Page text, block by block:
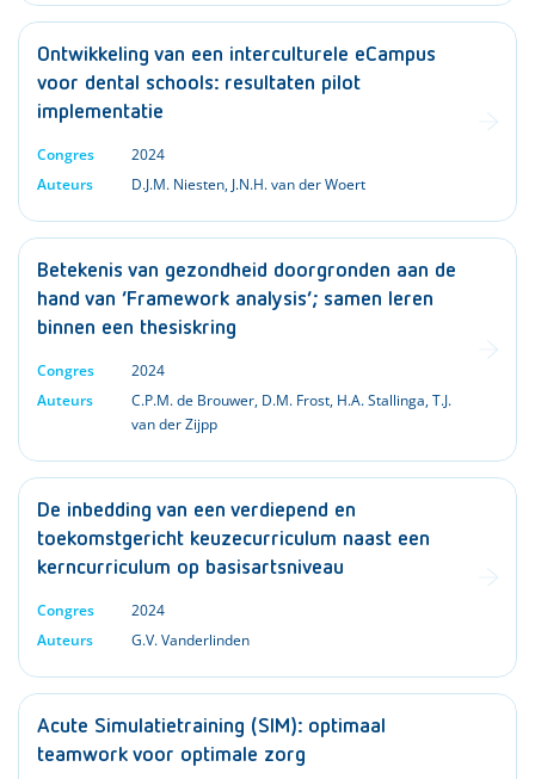
Ontwikkeling van een interculturele eCampus
voor dental schools: resultaten pilot
implementatie
Congres
2024
Auteurs
D.J.M. Niesten, J.N.H. van der Woert
Betekenis van gezondheid doorgronden aan de
hand van ‘Framework analysis’; samen leren
binnen een thesiskring
Congres
2024
Auteurs
C.P.M. de Brouwer, D.M. Frost, H.A. Stallinga,T.J.
van der Zijpp
De inbedding van een verdiepend en
toekomstgericht keuzecurriculum naast een
kerncurriculum op basisartsniveau
Congres
2024
Auteurs
G.V. Vanderlinden
Acute Simulatietraining (SIM): optimaal
teamwork voor optimale zorg